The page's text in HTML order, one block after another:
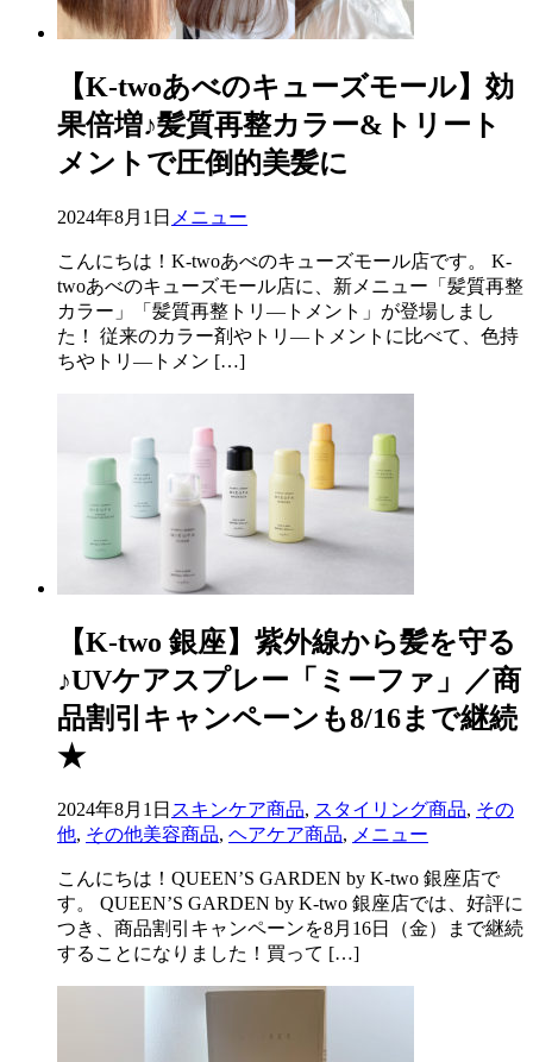
【K-twoあべのキューズモール】効
果倍増♪髪質再整カラー&トリート
メントで圧倒的美髪に
2024年8月1日 メニュー
こんにちは！K-twoあべのキューズモール店です。 K-
twoあべのキューズモール店に、新メニュー「髪質再整
カラー」「髪質再整トリ―トメント」が登場しまし
た！ 従来のカラー剤やトリ―トメントに比べて、色持
ちやトリ―トメン […]
【K-two 銀座】紫外線から髪を守る
♪UVケアスプレー「ミーファ」／商
品割引キャンペーンも8/16まで継続
★
2024年8月1日 スキンケア商品, スタイリング商品, その
他, その他美容商品, ヘアケア商品, メニュー
こんにちは！QUEEN’S GARDEN by K-two 銀座店で
す。 QUEEN’S GARDEN by K-two 銀座店では、好評に
つき、商品割引キャンペーンを8月16日（金）まで継続
することになりました！買って […]